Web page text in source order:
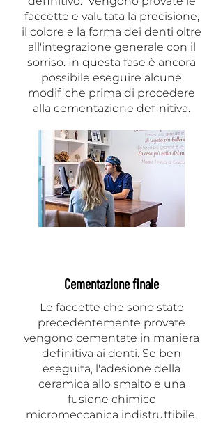
faccette e valutata la precisione,
il colore e la forma dei denti oltre
all'integrazione generale con il
sorriso. In questa fase è ancora
possibile eseguire alcune
modifiche prima di procedere
alla cementazione definitiva.
Cementazione finale
Le faccette che sono state
precedentemente provate
vengono cementate in maniera
definitiva ai denti. Se ben
eseguita, l'adesione della
ceramica allo smalto e una
fusione chimico
micromeccanica indistruttibile.